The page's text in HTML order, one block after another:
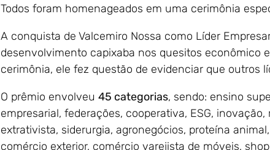
Todos foram homenageados em uma cerimônia
A conquista de Valcemiro Nossa como Líder
desenvolvimento capixaba nos quesitos econômico
cerimônia, ele fez questão de evidenciar que outros
O prêmio envolveu 45 categorias, sendo: ensino
empresarial, federações, cooperativa, ESG,
extrativista, siderurgia, agronegócios, proteína
comércio exterior, comércio varejista de móveis,